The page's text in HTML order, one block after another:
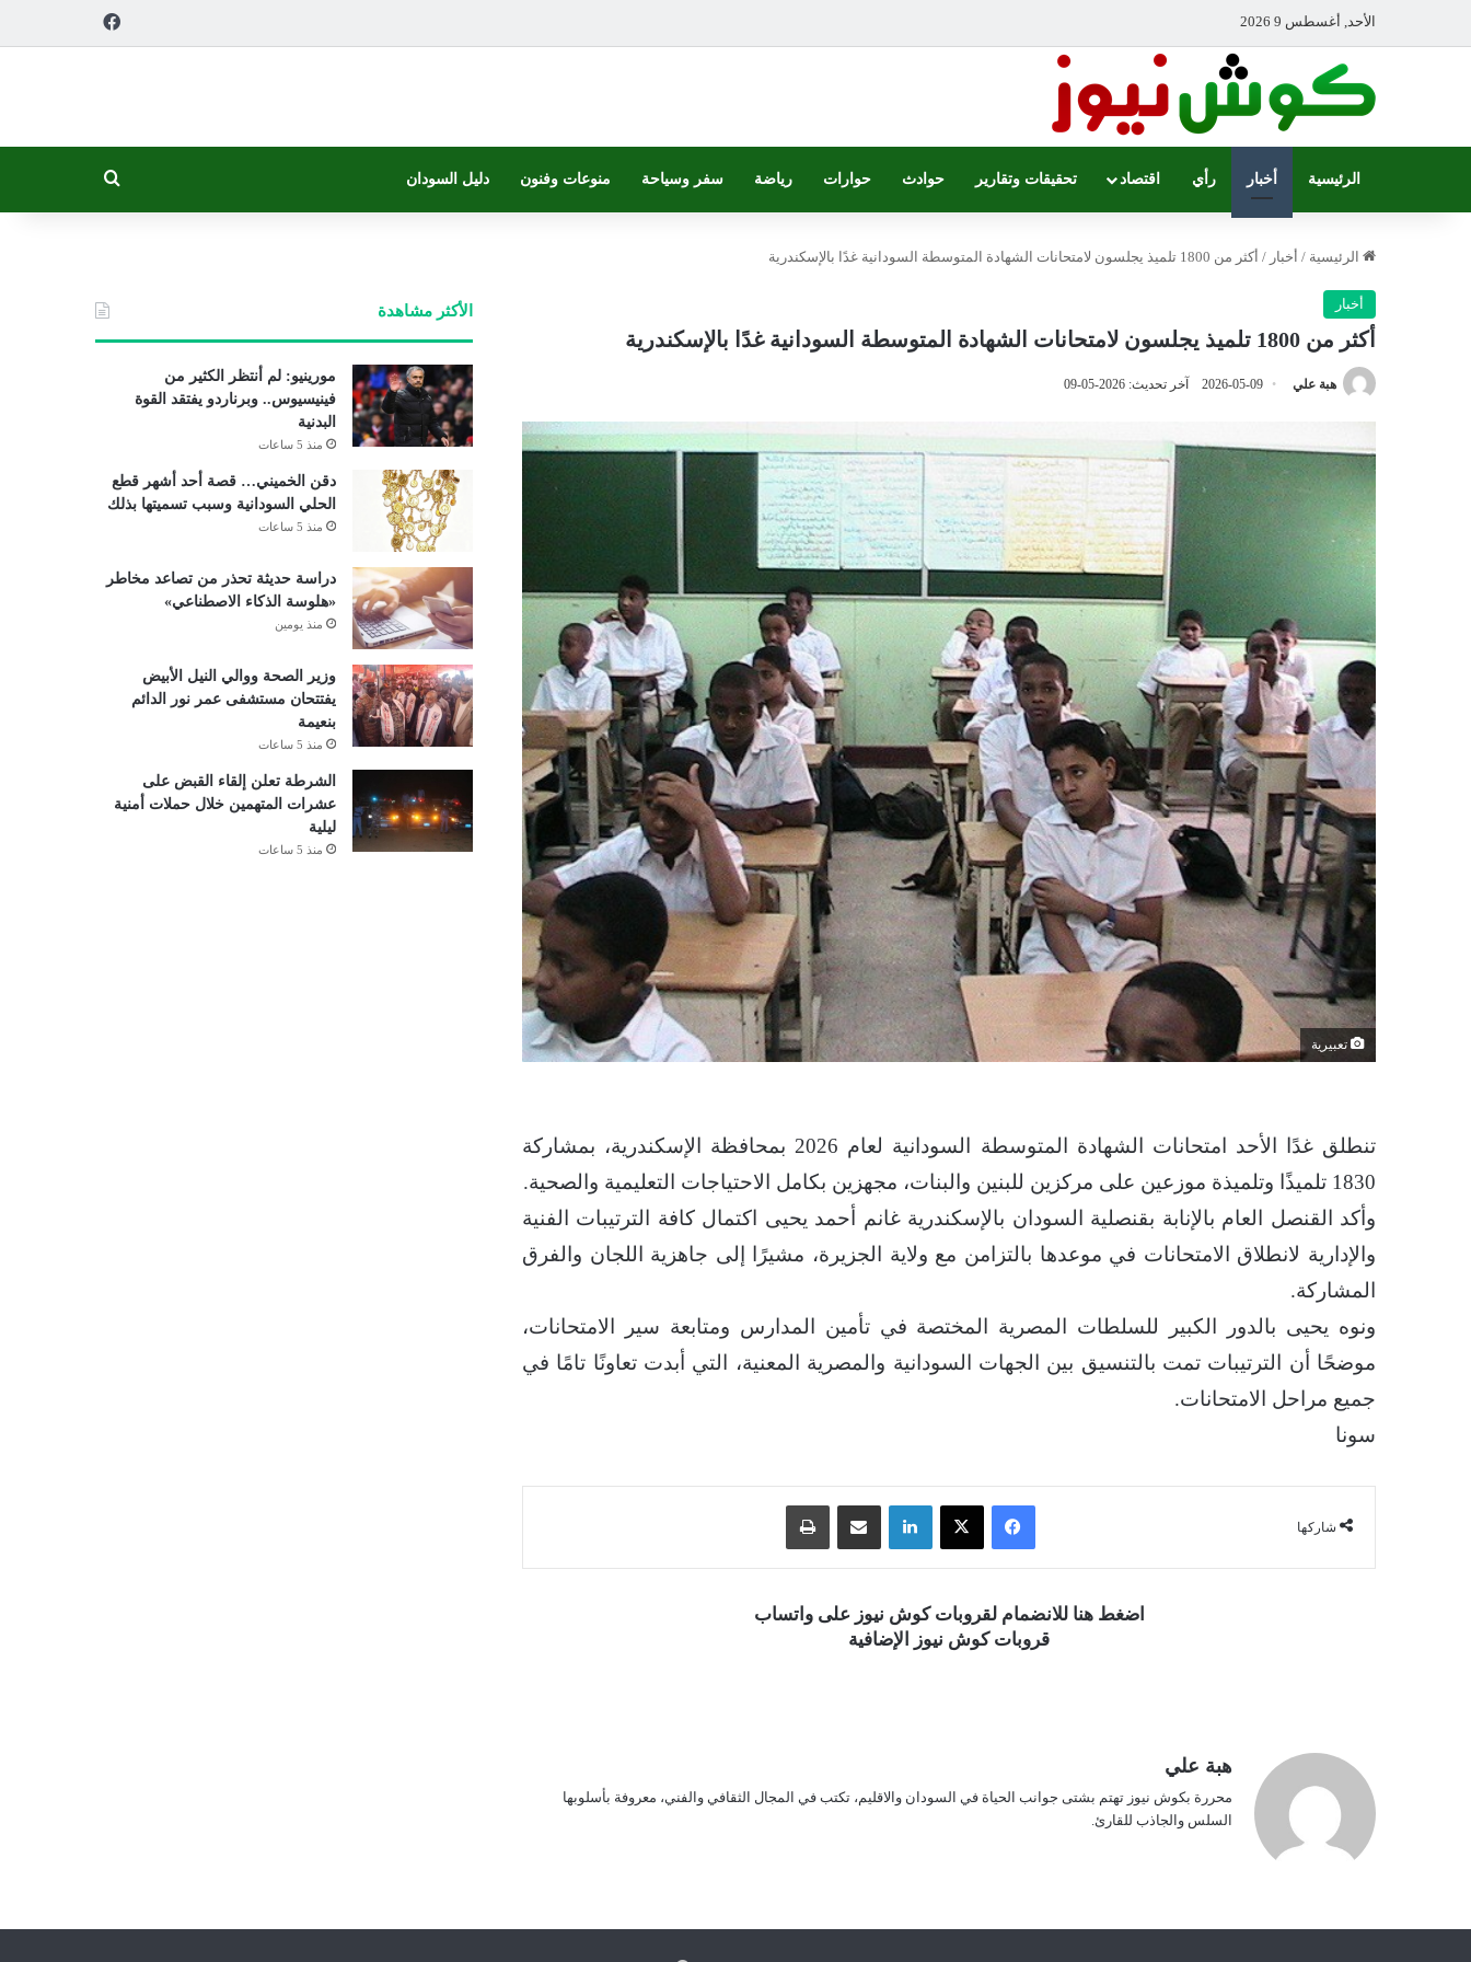
الأحد, أغسطس 9 2026
الرئيسية أخبار رأي اقتصاد تحقيقات وتقارير حوادث حوارات رياضة سفر وسياحة منوعات وفنون دليل السودان
الرئيسية / أخبار / أكثر من 1800 تلميذ يجلسون لامتحانات الشهادة المتوسطة السودانية غدًا بالإسكندرية
أخبار
أكثر من 1800 تلميذ يجلسون لامتحانات الشهادة المتوسطة السودانية غدًا بالإسكندرية
هبة علي 2026-05-09 آخر تحديث: 2026-05-09
تعبيرية
تنطلق غدًا الأحد امتحانات الشهادة المتوسطة السودانية لعام 2026 بمحافظة الإسكندرية، بمشاركة
1830 تلميذًا وتلميذة موزعين على مركزين للبنين والبنات، مجهزين بكامل الاحتياجات التعليمية والصحية.
وأكد القنصل العام بالإنابة بقنصلية السودان بالإسكندرية غانم أحمد يحيى اكتمال كافة الترتيبات الفنية
والإدارية لانطلاق الامتحانات في موعدها بالتزامن مع ولاية الجزيرة، مشيرًا إلى جاهزية اللجان والفرق
المشاركة.
ونوه يحيى بالدور الكبير للسلطات المصرية المختصة في تأمين المدارس ومتابعة سير الامتحانات،
موضحًا أن الترتيبات تمت بالتنسيق بين الجهات السودانية والمصرية المعنية، التي أبدت تعاونًا تامًا في
جميع مراحل الامتحانات.
سونا
شاركها
فيسبوك ‫X لينكدإن مشاركة عبر البريد
اضغط هنا للانضمام لقروبات كوش نيوز على واتساب
قروبات كوش نيوز الإضافية
هبة علي
محررة بكوش نيوز تهتم بشتى جوانب الحياة في السودان والاقليم، تكتب في المجال الثقافي والفني، معروفة بأسلوبها
السلس والجاذب للقارئ.
الأكثر مشاهدة
مورينيو: لم أنتظر الكثير من
فينيسيوس.. وبرناردو يفتقد القوة
البدنية
منذ 5 ساعات
دقن الخميني… قصة أحد أشهر قطع
الحلي السودانية وسبب تسميتها بذلك
منذ 5 ساعات
دراسة حديثة تحذر من تصاعد مخاطر
«هلوسة الذكاء الاصطناعي»
منذ يومين
وزير الصحة ووالي النيل الأبيض
يفتتحان مستشفى عمر نور الدائم
بنعيمة
منذ 5 ساعات
الشرطة تعلن إلقاء القبض على
عشرات المتهمين خلال حملات أمنية
ليلية
منذ 5 ساعات